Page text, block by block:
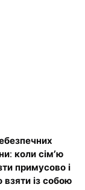
коли сім’ю
примусово і
із собою